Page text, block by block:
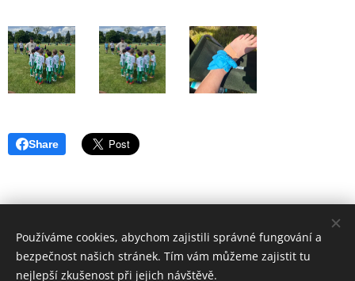
Share
Používáme cookies, abychom zajistili správné fungování a
bezpečnost našich stránek. Tím vám můžeme zajistit tu
nejlepší zkušenost při jejich návštěvě.